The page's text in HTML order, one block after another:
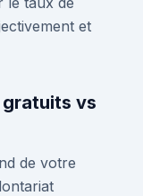
et
vs
de votre